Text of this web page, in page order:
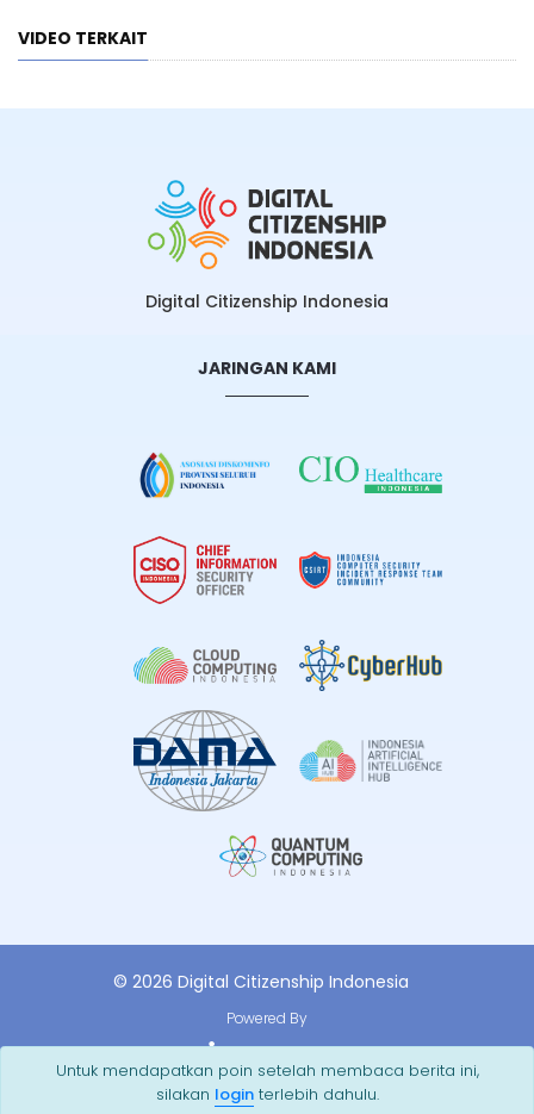
VIDEO TERKAIT
Untuk mendapatkan poin setelah membaca berita ini,
silakan loginterlebih dahulu.
Digital Citizenship Indonesia
JARINGAN KAMI
© 2026 Digital Citizenship Indonesia
Powered By